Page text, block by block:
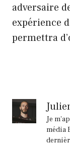
adversaire
expérience
permettra
Je
média